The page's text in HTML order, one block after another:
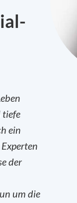
tiefe
ein
der
um die